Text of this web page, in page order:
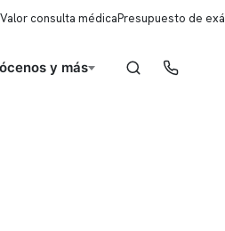
Valor consulta médicaPresupuesto de
y más